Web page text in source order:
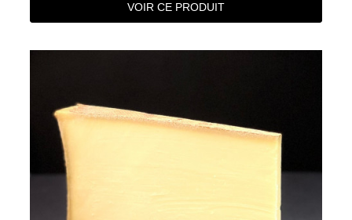
VOIR CE PRODUIT